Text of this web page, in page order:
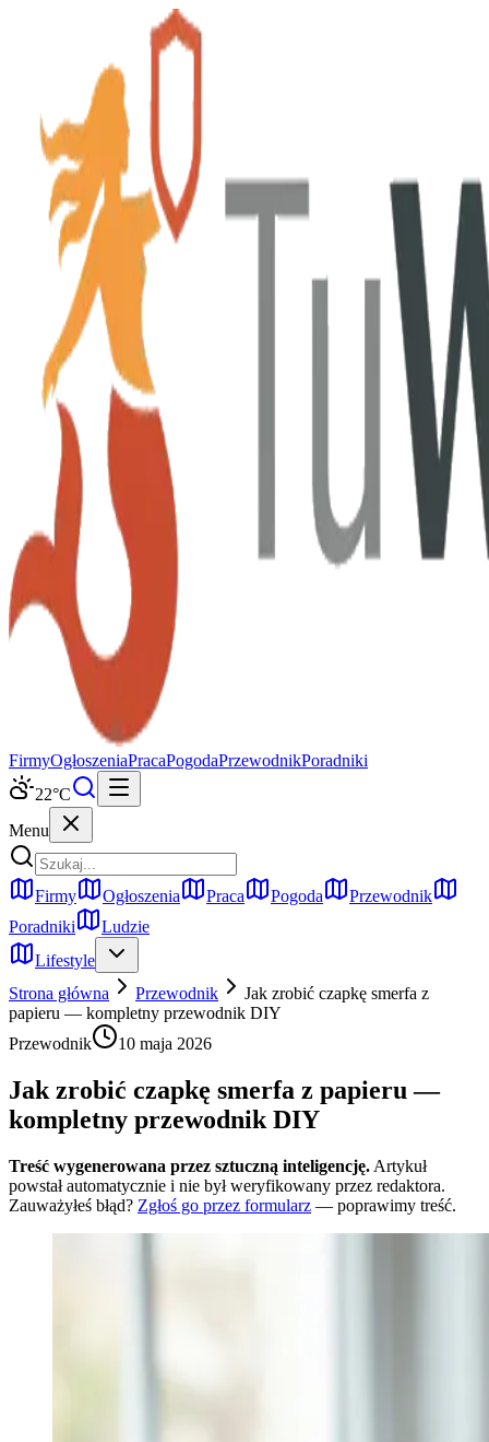
FirmyOgłoszeniaPracaPogodaPrzewodnikPoradniki
22°C
Menu
Firmy Ogłoszenia Praca Pogoda
Przewodnik
Poradniki
Ludzie
Lifestyle
Strona główna
Przewodnik
Jak zrobić czapkę smerfa z
papieru — kompletny przewodnik DIY
Przewodnik
10 maja 2026
Jak zrobić czapkę smerfa z papieru —
kompletny przewodnik DIY
Treść wygenerowana przez sztuczną inteligencję. Artykuł
powstał automatycznie i nie był weryfikowany przez redaktora.
Zauważyłeś błąd? Zgłoś go przez formularz — poprawimy treść.